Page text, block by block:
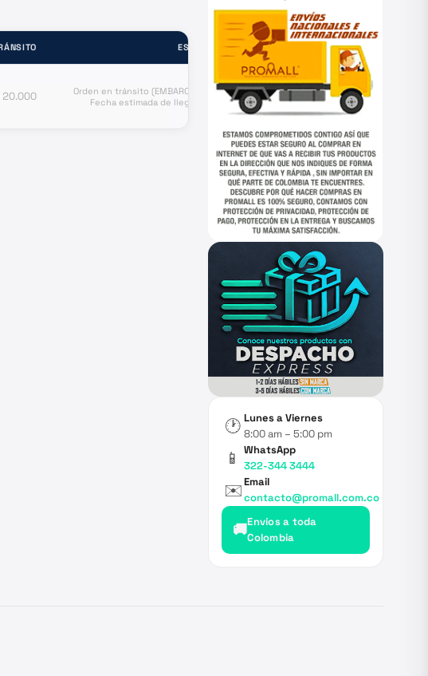
ESTADO
20.000
Orden en tránsito (EMBARCADO).
Fecha estimada de llegada a
🕐 Lunes a Viernes
8:00 am – 5:00 pm
📱
WhatsApp
322-344 3444
✉️Email
contacto@promall.com.co
🚚Envíos a toda
Colombia